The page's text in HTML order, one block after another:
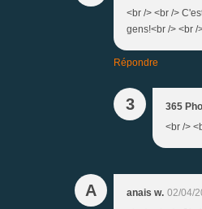
<br /> <br />
gens!<br /> <br /
Répondre
3 365
<br />
A anais w. 02/04/